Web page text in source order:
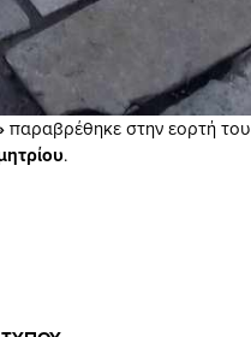
παραβρέθηκε στην εορτή του
.